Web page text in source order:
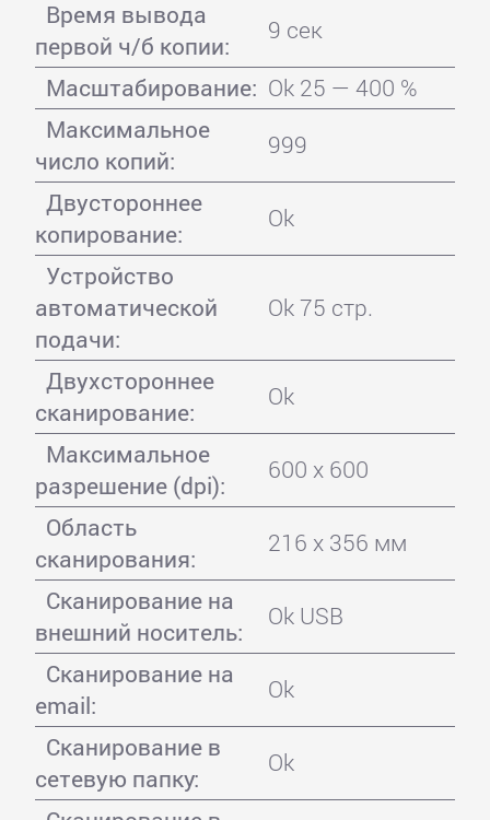
Время вывода
первой ч/б копии:
9 сек
Масштабирование: Ok 25 — 400 %
Максимальное
число копий:
999
Двустороннее
копирование:
Ok
Устройство
автоматической
подачи:
Ok 75 стр.
Двухстороннее
сканирование:
Ok
Максимальное
разрешение (dpi):
600 x 600
Область
сканирования:
216 x 356 мм
Сканирование на
внешний носитель:
Ok USB
Сканирование на
email:
Ok
Сканирование в
сетевую папку:
Ok